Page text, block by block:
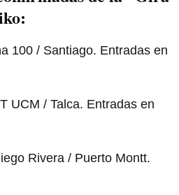
100 / Santiago. Entradas en
UCM / Talca. Entradas en
Rivera / Puerto Montt.